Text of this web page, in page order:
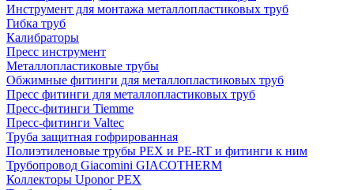
Инструмент для монтажа металлопластиковых труб
Гибка труб
Калибраторы
Пресс инструмент
Металлопластиковые трубы
Обжимные фитинги для металлопластиковых труб
Пресс фитинги для металлопластиковых труб
Пресс-фитинги Tiemme
Пресс-фитинги Valtec
Труба защитная гофрированная
Полиэтиленовые трубы PEX и PE-RT и фитинги к ним
Трубопровод Giacomini GIACOTHERM
Коллекторы Uponor PEX